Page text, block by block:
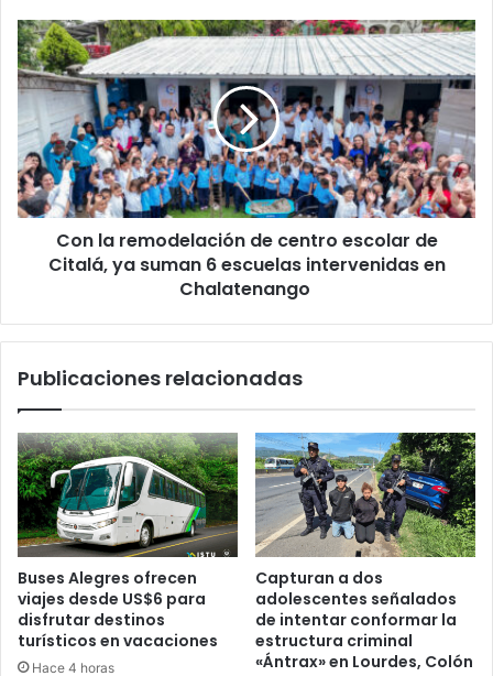
estrategias
de
orden,
seguridad
y
convivencia
ciudadana
Con
la
remodelación
de
centro
escolar
de
Citalá,
ya
suman
en
Con la remodelación de centro escolar de
Citalá, ya suman 6 escuelas intervenidas en
Chalatenango
Publicaciones relacionadas
Buses Alegres ofrecen
viajes desde US$6 para
disfrutar destinos
turísticos en vacaciones
Hace 4 horas
Capturan a dos
adolescentes señalados
de intentar conformar la
estructura criminal
«Ántrax» en Lourdes, Colón